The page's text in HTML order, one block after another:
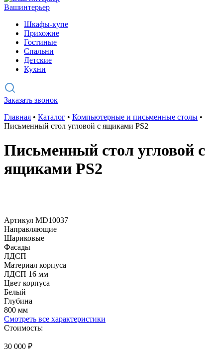
Вашинтерьер
Шкафы-купе
Прихожие
Гостиные
Спальни
Детские
Кухни
Заказать звонок
Главная • Каталог • Компьютерные и письменные столы •
Письменный стол угловой с ящиками PS2
Письменный стол угловой с
ящиками PS2
Артикул MD10037
Направляющие
Шариковые
Фасады
ЛДСП
Материал корпуса
ЛДСП 16 мм
Цвет корпуса
Белый
Глубина
800 мм
Смотреть все характеристики
Стоимость:
30 000 ₽